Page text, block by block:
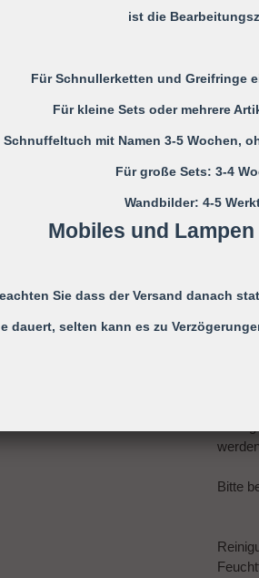
Bitte
Nicht
Die
eines
Sie
Es
Alle
Bitte
ist die
Für Schnullerketten und Greifringe
Für kleine Sets oder mehrere
Schnuffeltuch mit Namen 3-5 Wochen,
Für große Sets: 3-4
Wandbilder: 4-5
Mobiles und
Sie dass der Versand danach
dauert, selten kann es zu